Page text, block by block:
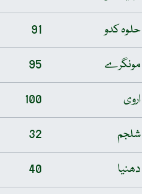
حلوہ کدو
91
مونگرے
95
اروی
100
شلجم
32
دھنیا
40